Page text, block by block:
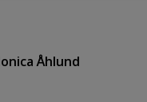
Åhlund